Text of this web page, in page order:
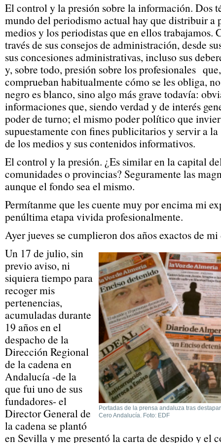
El control y la presión sobre la información. Dos
mundo del periodismo actual hay que distribuir a
medios y los periodistas que en ellos trabajamos.
través de sus consejos de administración, desde
sus concesiones administrativas, incluso sus
y, sobre todo, presión sobre los profesionales
comprueban habitualmente cómo se les obliga,
negro es blanco, sino algo más grave todavía:
informaciones que, siendo verdad y de interés
poder de turno; el mismo poder político que
supuestamente con fines publicitarios y servir a
de los medios y sus contenidos informativos.
El control y la presión. ¿Es similar en la capital
comunidades o provincias? Seguramente las
aunque el fondo sea el mismo.
Permítanme que les cuente muy por encima mi
penúltima etapa vivida profesionalmente.
Ayer jueves se cumplieron dos años exactos de
Portadas de la prensa andaluza tras
Cero Andalucía. Foto: EDF
Un 17 de julio, sin
previo aviso, ni
siquiera tiempo para
recoger mis
pertenencias,
acumuladas durante
19 años en el
despacho de la
Dirección Regional
de la cadena en
Andalucía -de la
que fui uno de sus
fundadores- el
Director General de
la cadena se plantó
en Sevilla y me presentó la carta de despido y el